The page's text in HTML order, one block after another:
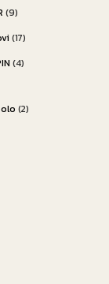
(9)
(17)
(4)
(2)